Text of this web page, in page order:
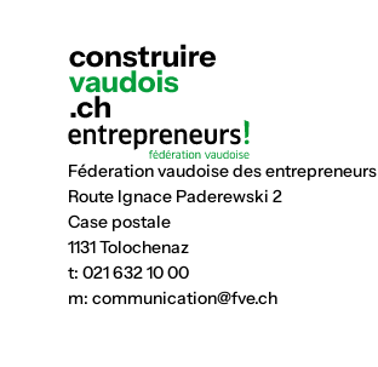
Féderation vaudoise des entrepreneurs
Route Ignace Paderewski 2
Case postale
1131 Tolochenaz
t: 021 632 10 00
m: communication@fve.ch